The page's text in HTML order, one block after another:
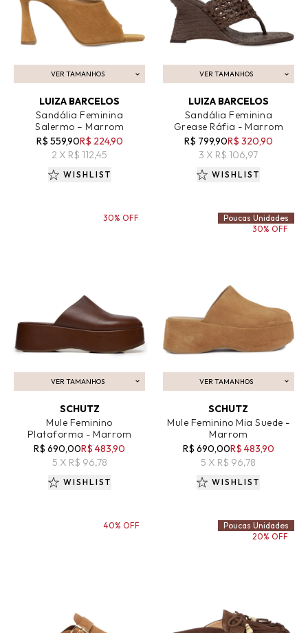
VER TAMANHOS
ADICIONAR AO CARRINHO
LUIZA BARCELOS
Sandália Feminina
Salermo – Marrom
R$ 559,90R$ 224,90
2 X R$ 112,45
WISHLIST
VER TAMANHOS
ADICIONAR AO CARRINHO
LUIZA BARCELOS
Sandália Feminina
Grease Ráfia - Marrom
R$ 799,90R$ 320,90
3 X R$ 106,97
WISHLIST
VER TAMANHOS
ADICIONAR AO CARRINHO
SCHUTZ
Mule Feminino
Plataforma - Marrom
R$ 690,00R$ 483,90
5 X R$ 96,78
30% OFF
WISHLIST
VER TAMANHOS
ADICIONAR AO CARRINHO
SCHUTZ
Mule Feminino Mia Suede -
Marrom
R$ 690,00R$ 483,90
5 X R$ 96,78
Poucas Unidades
30% OFF
WISHLIST
40% OFF
Poucas Unidades
20% OFF